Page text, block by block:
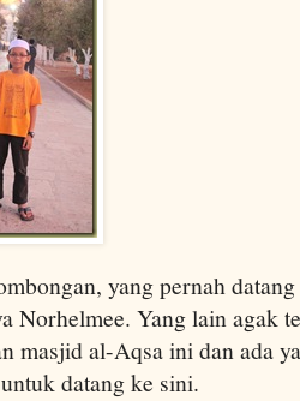
yang pernah
Norhelmee. Yang lain agak
masjid al-Aqsa ini dan ada
datang ke sini.